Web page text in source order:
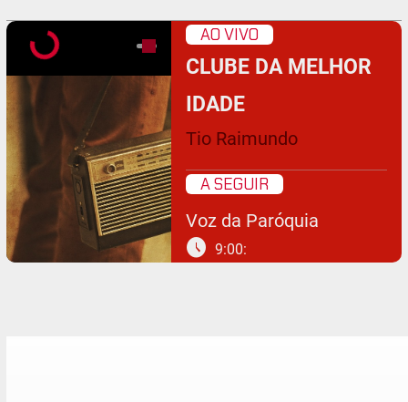
AO VIVO
CLUBE DA MELHOR
IDADE
Tio Raimundo
A SEGUIR
Voz da Paróquia
schedule 9:00: